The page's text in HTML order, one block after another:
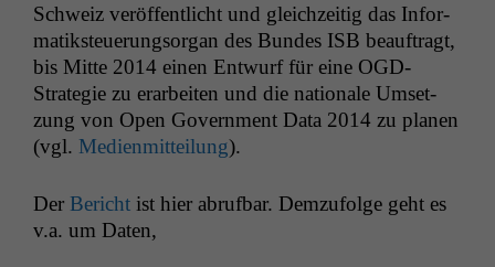
Schweiz veröf­fentlicht und gle­ichzeit­ig das Infor­
matik­s­teuerung­sor­gan des Bun­des ISB beauf­tragt,
bis Mitte 2014 einen Entwurf für eine OGD-
Strate­gie zu erar­beit­en und die nationale Umset­
zung von Open Gov­ern­ment Data 2014 zu pla­nen
(vgl. Medi­en­mit­teilung).
Der Bericht ist hier abruf­bar. Demzu­folge geht es
v.a. um Daten,